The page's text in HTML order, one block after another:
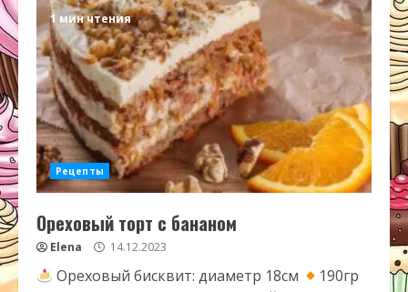
1 мин чтения
Рецепты
Ореховый торт с бананом
Elena 14.12.2023
Ореховый бисквит: диаметр 18см
190гр